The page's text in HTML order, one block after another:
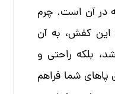
در آن است. چرم
این کفش، به آن
بلکه راحتی و
پاهای شما فراهم